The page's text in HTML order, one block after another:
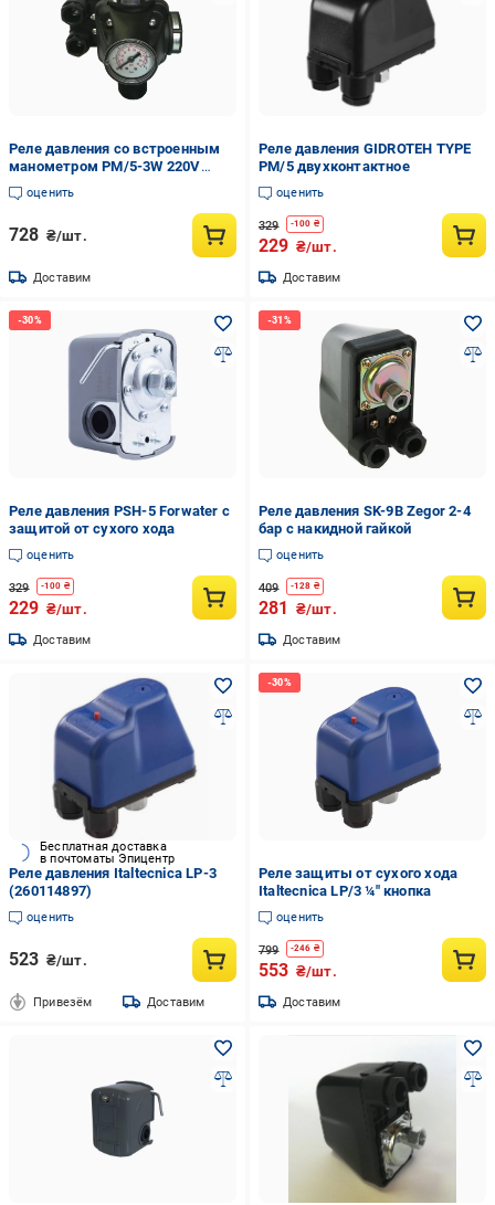
Реле давления со встроенным
манометром РМ/5-3W 220V
(24782680)
оценить
728 ₴/шт.
Доставим
Реле давления GIDROTEH TYPE
PM/5 двухконтактное
оценить
329 -100 ₴
229 ₴/шт.
Доставим
Реле давления PSH-5 Forwater с
защитой от сухого хода
оценить
329 -100 ₴
229 ₴/шт.
Доставим
Реле давления SK-9B Zegor 2-4
бар с накидной гайкой
оценить
409 -128 ₴
281 ₴/шт.
Доставим
Бесплатная доставка
в почтоматы Эпицентр
Реле давления Italtecnica LP-3
(260114897)
оценить
523 ₴/шт.
Привезём Доставим
Реле защиты от сухого хода
Italtecnica LP/3 ¼" кнопка
оценить
799 -246 ₴
553 ₴/шт.
Доставим